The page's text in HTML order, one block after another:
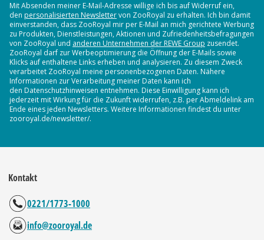
Mit Absenden meiner E-Mail-Adresse willige ich bis auf Widerruf ein,
den personalisierten Newslettervon ZooRoyal zu erhalten. Ich bin damit
einverstanden, dass ZooRoyal mir per E-Mail an mich gerichtete Werbung
zu Produkten, Dienstleistungen, Aktionen und Zufriedenheitsbefragungen
von ZooRoyal und anderen Unternehmen der REWE Group zusendet.
ZooRoyal darf zur Werbeoptimierung die Öffnung der E-Mails sowie
Klicks auf enthaltene Links erheben und analysieren. Zu diesem Zweck
verarbeitet ZooRoyal meine personenbezogenen Daten. Nähere
Informationen zur Verarbeitung meiner Daten kann ich
den Datenschutzhinweisen entnehmen. Diese Einwilligung kann ich
jederzeit mit Wirkung für die Zukunft widerrufen, z.B. per Abmeldelink am
Ende eines jeden Newsletters. Weitere Informationen findest du unter
zooroyal.de/newsletter/.
Kontakt
0221/1773-1000
info@zooroyal.de